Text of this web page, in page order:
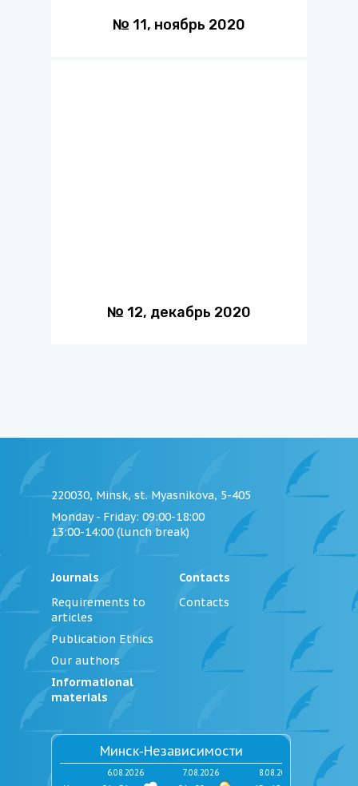
№ 11, ноябрь 2020
№ 12, декабрь 2020
220030, Minsk, st. Myasnikova, 5-405
Monday - Friday: 09:00-18:00
13:00-14:00 (lunch break)
Journals
Requirements to
articles
Publication Ethics
Our authors
Informational
materials
Contacts
Contacts
Минск-Независимости
6.08.2026
7.08.2026
8.08.2026